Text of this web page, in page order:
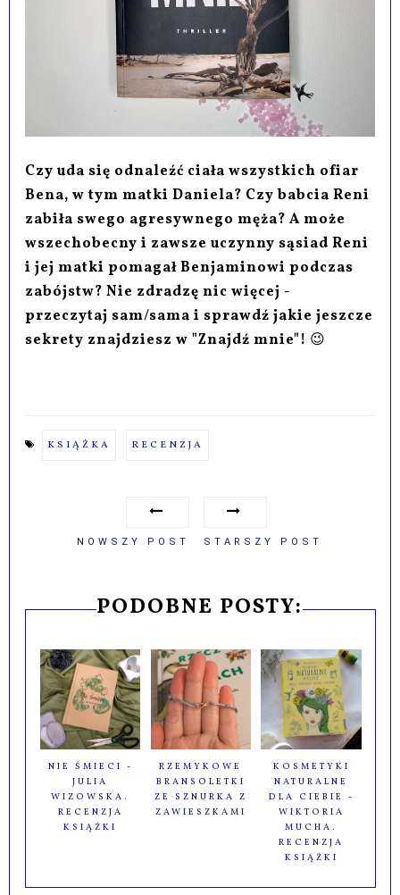
Czy uda się odnaleźć ciała wszystkich ofiar
Bena, w tym matki Daniela? Czy babcia Reni
zabiła swego agresywnego męża? A może
wszechobecny i zawsze uczynny sąsiad Reni
i jej matki pomagał Benjaminowi podczas
zabójstw? Nie zdradzę nic więcej -
przeczytaj sam/sama i sprawdź jakie jeszcze
sekrety znajdziesz w "Znajdź mnie"! 😉
KSIĄŻKA RECENZJA
NOWSZY POST STARSZY POST
PODOBNE POSTY:
NIE ŚMIECI -
JULIA
WIZOWSKA.
RECENZJA
KSIĄŻKI
RZEMYKOWE
BRANSOLETKI
ZE SZNURKA Z
ZAWIESZKAMI
KOSMETYKI
NATURALNE
DLA CIEBIE -
WIKTORIA
MUCHA.
RECENZJA
KSIĄŻKI